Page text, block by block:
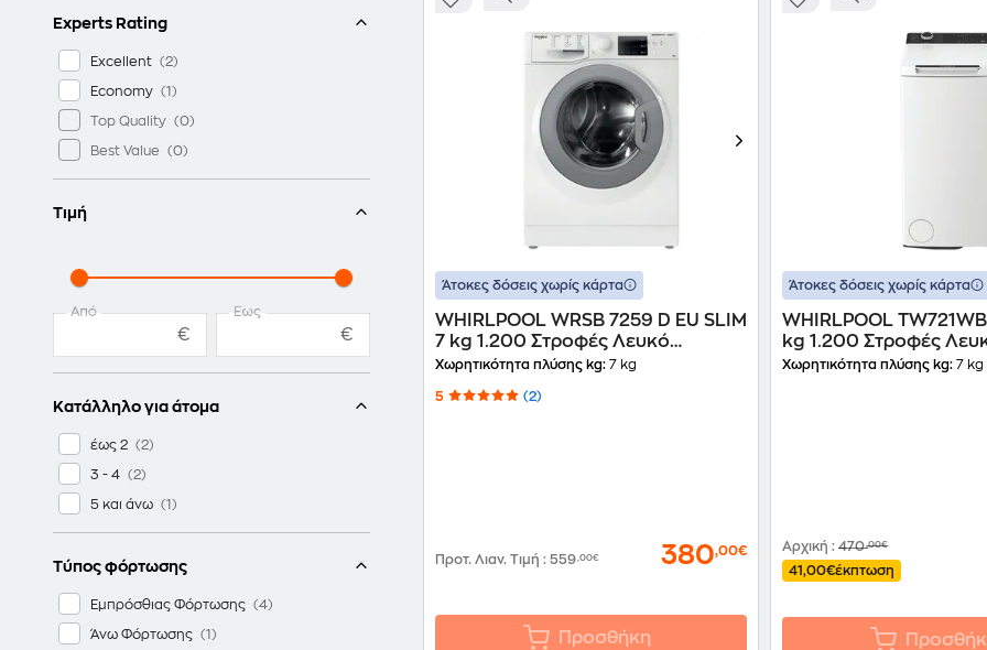
Experts Rating
Excellent
Economy
Top Quality
Best Value
Τιμή
Από
€
Έως
€
Κατάλληλο για άτομα
έως 2
3 - 4
5 και άνω
Τύπος φόρτωσης
Εμπρόσθιας Φόρτωσης
Άνω Φόρτωσης
Άτοκες δόσεις χωρίς κάρτα
WHIRLPOOL WRSB 7259 D EU SLIM
7 kg 1.200 Στροφές Λευκό
Πλυντήριο Ρούχων
Χωρητικότητα πλύσης kg: 7 kg
5 (2)
Προτ. Λιαν. Τιμή : 559,00€ 380,00€
Προσθήκη
Άτοκες δόσεις χωρίς κάρτα
WHIRLPOOL
kg 1.200 Στροφές
Πλυντήριο Ρούχων
Χωρητικότητα πλύσης kg: 7 kg
Αρχική:470,00€
41,00€έκπτωση